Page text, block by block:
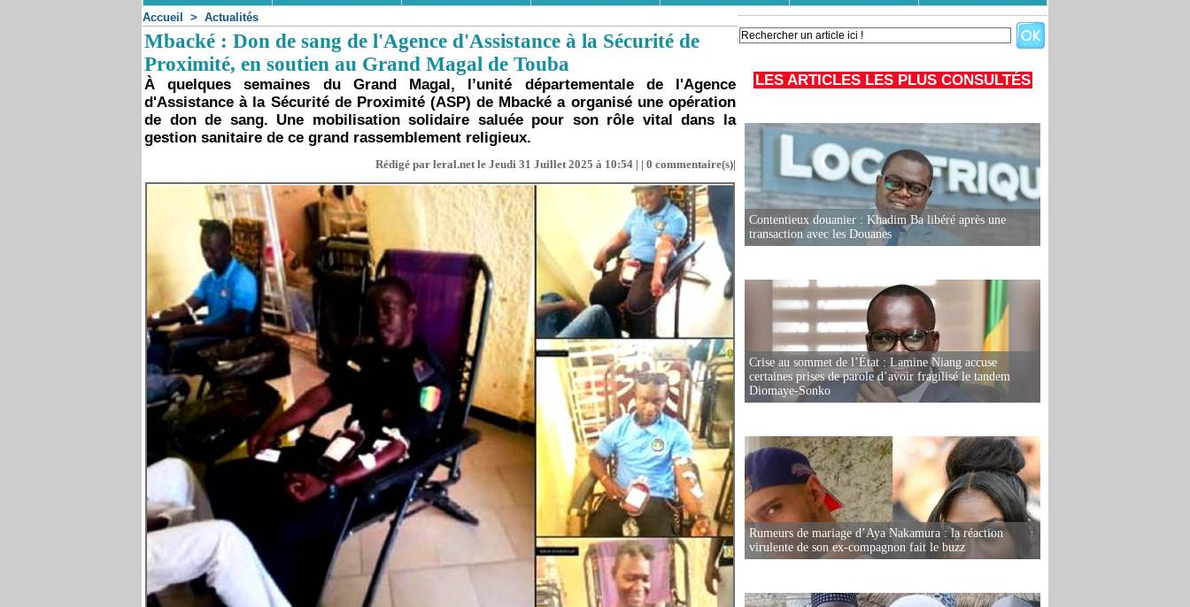
Accueil > Actualités
Mbacké : Don de sang de l'Agence d'Assistance à la Sécurité de
Proximité, en soutien au Grand Magal de Touba
À quelques semaines du Grand Magal, l’unité départementale de l'Agence
d'Assistance à la Sécurité de Proximité (ASP) de Mbacké a organisé une opération
de don de sang. Une mobilisation solidaire saluée pour son rôle vital dans la
gestion sanitaire de ce grand rassemblement religieux.
Rédigé par leral.net le Jeudi 31 Juillet 2025 à 10:54 | | 0 commentaire(s)|
LES ARTICLES LES PLUS CONSULTÉS
Contentieux douanier : Khadim Ba libéré après une
transaction avec les Douanes
Crise au sommet de l’État : Lamine Niang accuse
certaines prises de parole d’avoir fragilisé le tandem
Diomaye-Sonko
Rumeurs de mariage d’Aya Nakamura : la réaction
virulente de son ex-compagnon fait le buzz